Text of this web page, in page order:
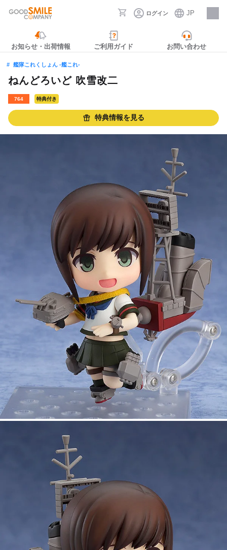
ログイン JP
採用情報
お知らせ・出荷情報 ご利用ガイド お問い合わせ
艦隊これくしょん ‐艦これ‐
ねんどろいど 吹雪改二
764 特典付き
特典情報を見る